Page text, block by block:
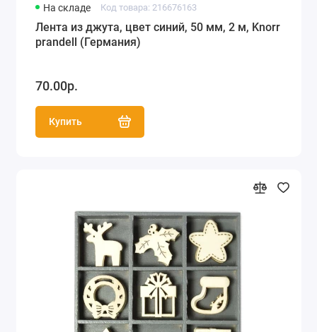
На складе Код товара: 216676163
Лента из джута, цвет синий, 50 мм, 2 м, Knorr
prandell (Германия)
70.00р.
Купить